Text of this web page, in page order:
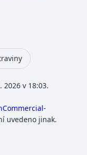
v 18:03.
uvedeno jinak.